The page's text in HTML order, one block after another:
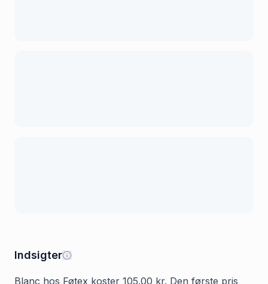
Indsigter
Blanc hos Føtex koster 105.00 kr. Den første pris